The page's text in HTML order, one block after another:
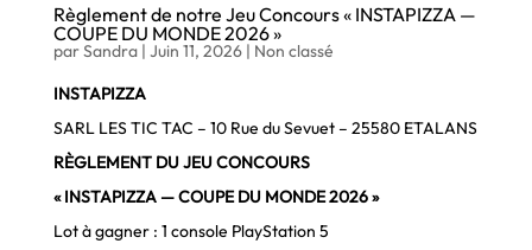
Règlement de notre Jeu Concours « INSTAPIZZA —
COUPE DU MONDE 2026 »
parSandra| Juin 11, 2026| Non classé
INSTAPIZZA
SARL LES TIC TAC – 10 Rue du Sevuet – 25580 ETALANS
RÈGLEMENT DU JEU CONCOURS
« INSTAPIZZA — COUPE DU MONDE 2026 »
Lot à gagner : 1 console PlayStation 5